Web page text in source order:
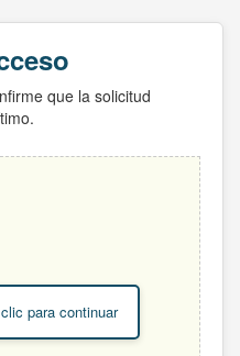
que la solicitud
para continuar